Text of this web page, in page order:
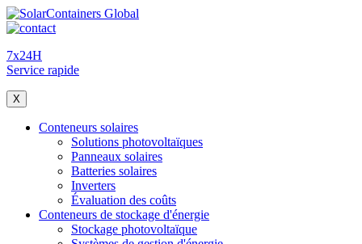
7x24H
Service rapide
X
Conteneurs solaires
Solutions photovoltaïques
Panneaux solaires
Batteries solaires
Inverters
Évaluation des coûts
Conteneurs de stockage d'énergie
Stockage photovoltaïque